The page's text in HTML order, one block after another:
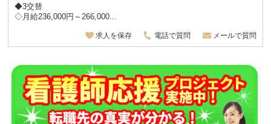
◆3交替
◇月給236,000円～266,000...
求人を保存 電話で質問 メールで質問